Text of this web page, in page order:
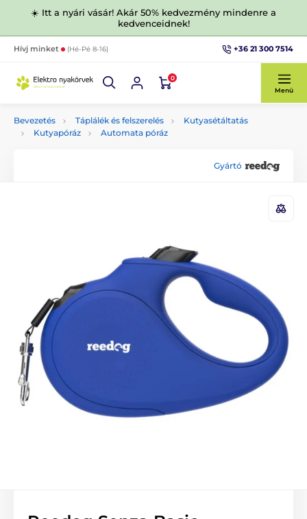
☀️ Itt a nyári vásár! Akár 50% kedvezmény mindenre a
kedvenceidnek!
Hívj minket (Hé-Pé 8-16) +36 21 300 7514
0
Menü
Bevezetés Táplálék és felszerelés
Kutyasétáltatás
Kutyapóráz
Automata póráz
Gyártó